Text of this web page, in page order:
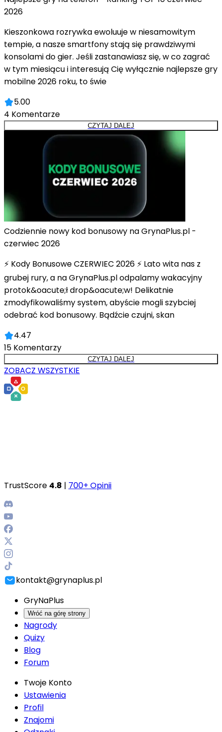
2026
Kieszonkowa rozrywka ewoluuje w niesamowitym
tempie, a nasze smartfony stają się prawdziwymi
konsolami do gier. Jeśli zastanawiasz się, w co zagrać
w tym miesiącu i interesują Cię wyłącznie najlepsze gry
mobilne 2026 roku, to świe
5.00
4 Komentarze
CZYTAJ DALEJ
Codziennie nowy kod bonusowy na GrynaPlus.pl -
czerwiec 2026
⚡ Kody Bonusowe CZERWIEC 2026 ⚡ Lato wita nas z
grubej rury, a na GrynaPlus.pl odpalamy wakacyjny
protok&oacute;ł drop&oacute;w! Delikatnie
zmodyfikowaliśmy system, abyście mogli szybciej
odebrać kod bonusowy. Bądźcie czujni, skan
4.47
15 Komentarzy
CZYTAJ DALEJ
ZOBACZ WSZYSTKIE
TrustScore 4.8 | 700+ Opinii
kontakt@grynaplus.pl
GryNaPlus
Wróć na górę strony
Nagrody
Quizy
Blog
Forum
Twoje Konto
Ustawienia
Profil
Znajomi